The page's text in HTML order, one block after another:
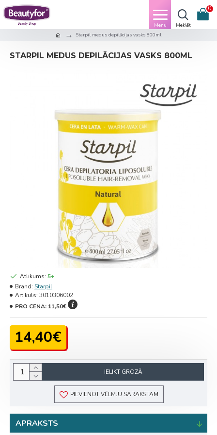
0
Starpil medus depilācijas vasks 800ml
STARPIL MEDUS DEPILĀCIJAS VASKS 800ML
14,40€
Atlikums: 5+
Brand: Starpil
Artikuls: 3010306002
PRO CENA: 11,50€
IELIKT GROZĀ
PIEVIENOT VĒLMJU SARAKSTAM
APRAKSTS